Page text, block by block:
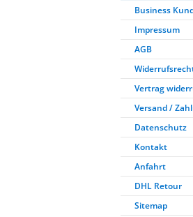
Business
Impressum
AGB
Vertrag
Versand /
Datenschutz
Kontakt
Anfahrt
DHL Retour
Sitemap